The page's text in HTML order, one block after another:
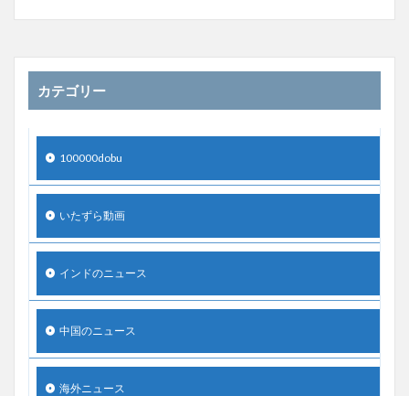
カテゴリー
100000dobu
いたずら動画
インドのニュース
中国のニュース
海外ニュース